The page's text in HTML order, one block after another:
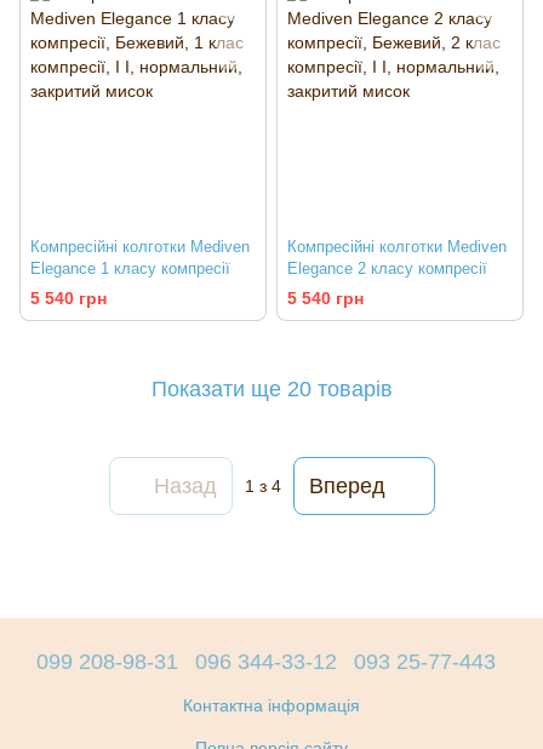
Компресійні колготки Mediven
Elegance 1 класу компресії
5 540 грн
Компресійні колготки Mediven
Elegance 2 класу компресії
5 540 грн
Показати ще 20 товарів
Назад 1з 4 Вперед
099 208-98-31 096 344-33-12 093 25-77-443
Контактна інформація